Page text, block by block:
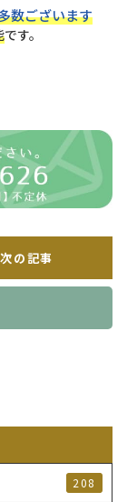
数ございます
です。
次の記事
208